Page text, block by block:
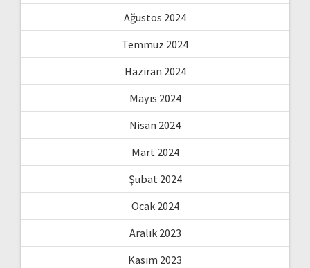
Ağustos 2024
Temmuz 2024
Haziran 2024
Mayıs 2024
Nisan 2024
Mart 2024
Şubat 2024
Ocak 2024
Aralık 2023
Kasım 2023